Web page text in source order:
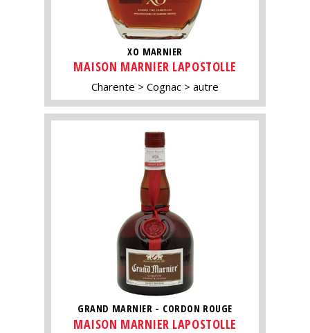
XO MARNIER
MAISON MARNIER LAPOSTOLLE
Charente Cognac autre
GRAND MARNIER - CORDON ROUGE
MAISON MARNIER LAPOSTOLLE